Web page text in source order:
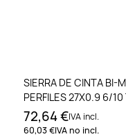
SIERRA DE CINTA BI-
PERFILES 27X0.9 6/
72,64 €IVA incl.
60,03 €IVA no incl.